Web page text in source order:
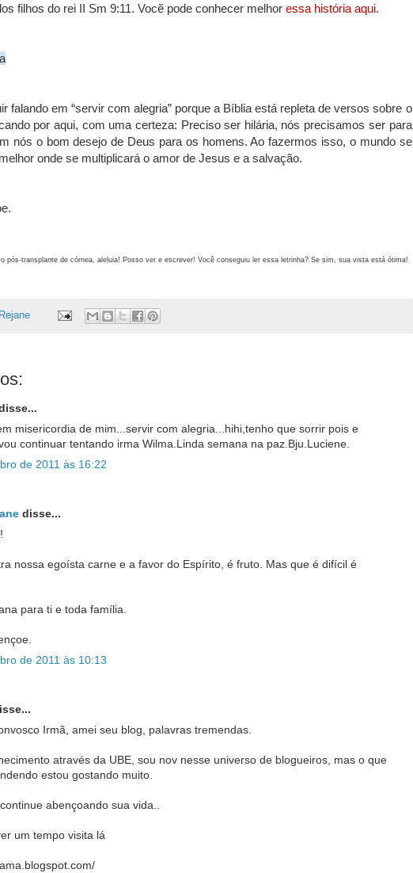
filhos do rei II Sm 9:11. Vocẽ pode conhecer melhor essa história aqui.
falando em “servir com alegria” porque a Bíblia está repleta de versos sobre o
por aqui, com uma certeza: Preciso ser hilária, nós precisamos ser para
nós o bom desejo de Deus para os homens. Ao fazermos isso, o mundo se
onde se multiplicará o amor de Jesus e a salvação.
pós-transplante de córnea, aleluia! Posso ver e escrever! Você conseguiu ler essa letrinha? Se sim, sua vista está ótima!
misericordia de mim...servir com alegria...hihi,tenho que sorrir pois e
continuar tentando irma Wilma.Linda semana na paz.Bju.Luciene.
de 2011 às 16:22
disse...
nossa egoísta carne e a favor do Espírito, é fruto. Mas que é difícil é
para ti e toda família.
de 2011 às 10:13
Irmã, amei seu blog, palavras tremendas.
através da UBE, sou nov nesse universo de blogueiros, mas o que
estou gostando muito.
abençoando sua vida..
um tempo visita lá